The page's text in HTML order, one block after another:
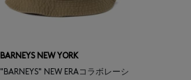
BARNEYS NEW YORK
"BARNEYS" NEW ERAコラボレーシ